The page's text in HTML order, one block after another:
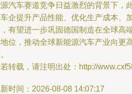
汽车赛道竞争日益激烈的背景下，
企提升产品性能、优化生产成本、
有望进一步巩固德国制造在全球高
位，推动全球新能源汽车产业向更
转载，请注明出处：http://
时间：2026-08-08 14:07:17